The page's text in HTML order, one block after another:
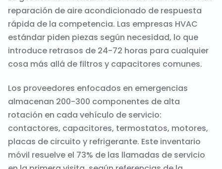
reparación de aire acondicionado de respuesta
rápida de la competencia. Las empresas HVAC
estándar piden piezas según necesidad, lo que
introduce retrasos de 24-72 horas para cualquier
cosa más allá de filtros y capacitores comunes.
Los proveedores enfocados en emergencias
almacenan 200-300 componentes de alta
rotación en cada vehículo de servicio:
contactores, capacitores, termostatos, motores,
placas de circuito y refrigerante. Este inventario
móvil resuelve el 73% de las llamadas de servicio